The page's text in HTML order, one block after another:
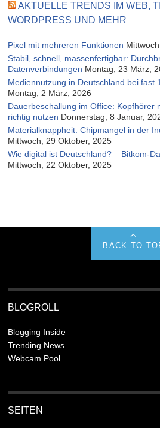
AKTUELLE TRENDS IM WEB,
WORDPRESS UND MEHR
Pixel mit mehreren Funktionen
Stabil, schnell, massenfertigbar:
Datenverbindungen Montag, 23 März,
Mediennutzung in Deutschland bei fast
Montag, 2 März, 2026
Dauerbeschallung im Office: Kopfhörer
richtig nutzen Donnerstag, 8 Januar,
Materialknappheit: Chipmangel in der
Mittwoch, 29 Oktober, 2025
Wie digital ist Deutschland? – Bitkom-
Mittwoch, 22 Oktober, 2025
BACK TO
BLOGROLL
Blogging Inside
Trending News
Webcam Pool
SEITEN